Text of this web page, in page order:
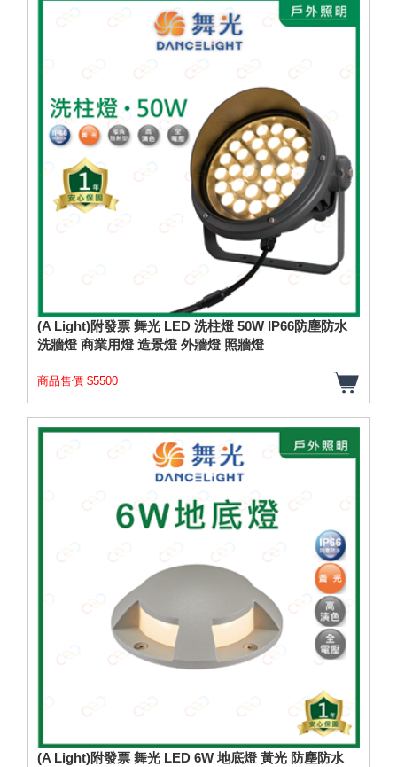
(A Light)附發票 舞光 LED 洗柱燈 50W IP66防塵防水
洗牆燈 商業用燈 造景燈 外牆燈 照牆燈
商品售價 $5500
(A Light)附發票 舞光 LED 6W 地底燈 黃光 防塵防水